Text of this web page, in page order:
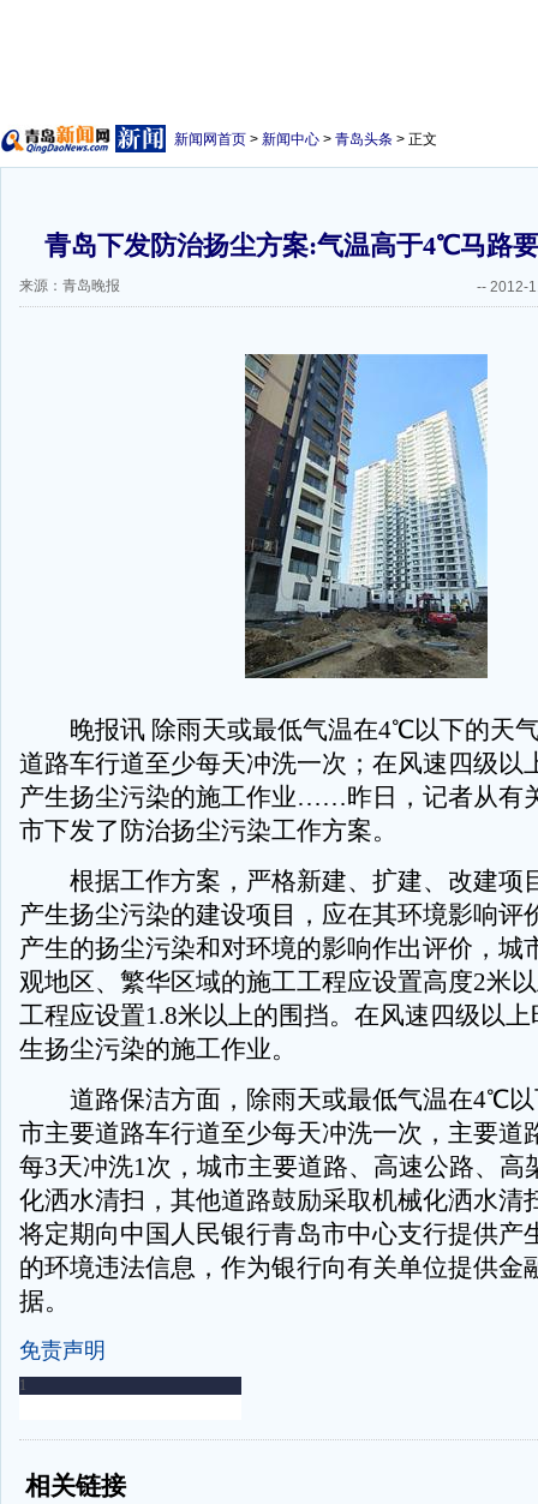
新闻网首页 > 新闻中心 > 青岛头条 > 正文
青岛下发防治扬尘方案:气温高于4℃马路
来源：青岛晚报 -- 2012-
晚报讯 除雨天或最低气温在4℃以下的天
道路车行道至少每天冲洗一次；在风速四级以
产生扬尘污染的施工作业……昨日，记者从有
市下发了防治扬尘污染工作方案。
根据工作方案，严格新建、扩建、改建项
产生扬尘污染的建设项目，应在其环境影响评
产生的扬尘污染和对环境的影响作出评价，城
观地区、繁华区域的施工工程应设置高度2米
工程应设置1.8米以上的围挡。在风速四级以
生扬尘污染的施工作业。
道路保洁方面，除雨天或最低气温在4℃以
市主要道路车行道至少每天冲洗一次，主要道
每3天冲洗1次，城市主要道路、高速公路、高
化洒水清扫，其他道路鼓励采取机械化洒水清
将定期向中国人民银行青岛市中心支行提供产
的环境违法信息，作为银行向有关单位提供金
据。
免责声明
-
相关链接